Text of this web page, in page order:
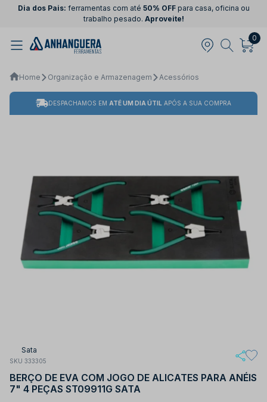
Dia dos Pais: ferramentas com até 50% OFFpara casa, oficina ou
trabalho pesado. Aproveite!
0
Home Organização e Armazenagem Acessórios
DESPACHAMOS EM ATÉ UM DIA ÚTIL APÓS A SUA COMPRA
Sata
SKU 333305
BERÇO DE EVA COM JOGO DE ALICATES PARA ANÉIS
7" 4 PEÇAS ST09911G SATA